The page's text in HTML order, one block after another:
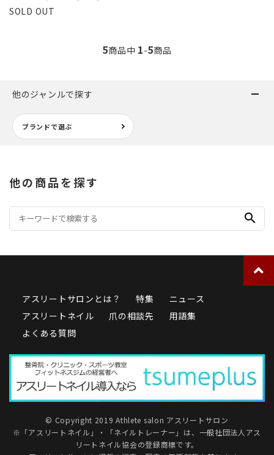
SOLD OUT
5商品中 1-5商品
他のジャンルで探す
ブランドで選ぶ
他の商品を探す
search
アスリートサロンとは？ 特集
ニュース
アスリートネイル
爪の相談先
用語集
よくある質問
© Copyright 2019 Athlete salon アスリートサロン
※「アスリートネイル」・「ネイルトレーナー」は、 一般社団法人アス
リートネイル協会の登録商標です。